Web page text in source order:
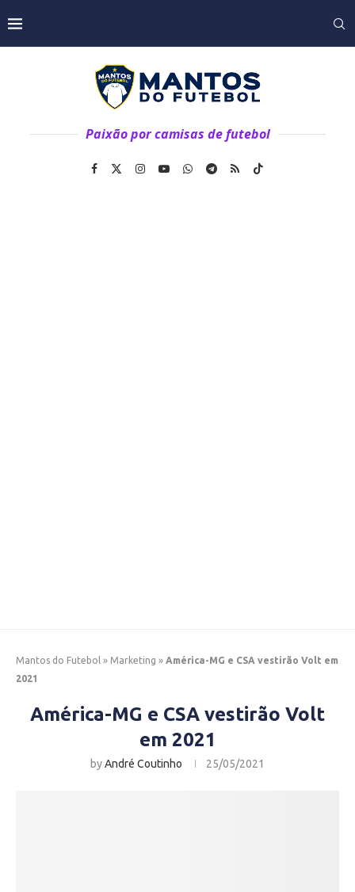
Paixão por camisas de futebol
Mantos do Futebol » Marketing » América-MG e CSA vestirão Volt em
2021
América-MG e CSA vestirão Volt
em 2021
byAndré Coutinho 25/05/2021